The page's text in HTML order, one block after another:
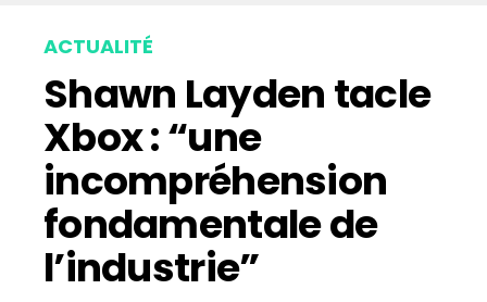
ACTUALITÉ
Shawn Layden tacle
Xbox : “une
incompréhension
fondamentale de
l’industrie”